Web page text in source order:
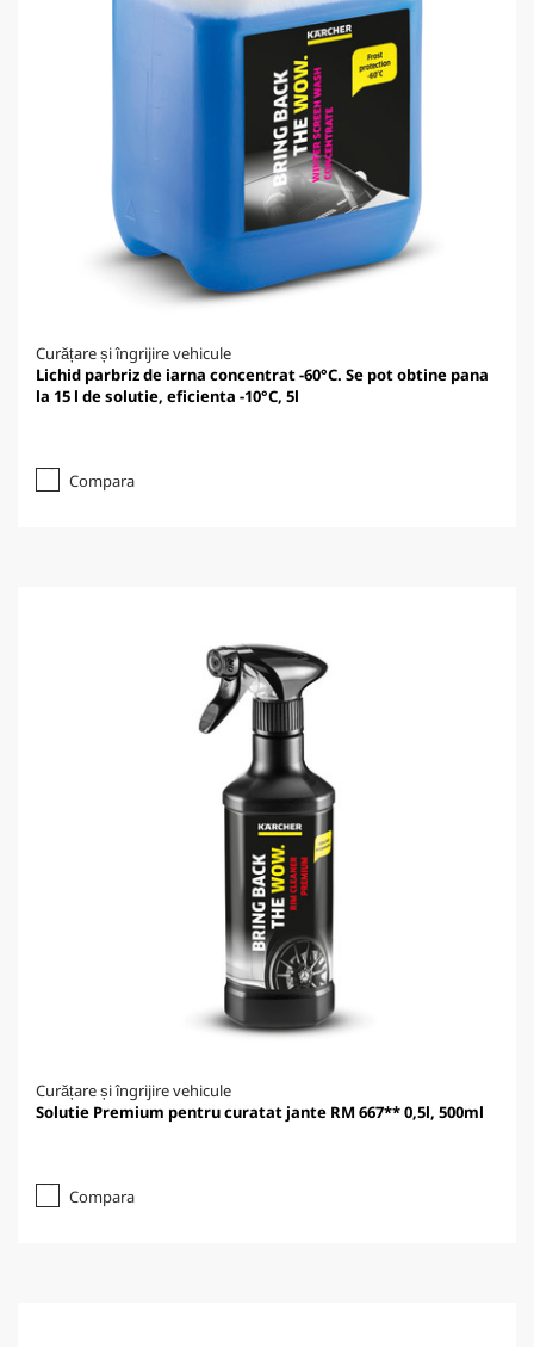
Curățare și îngrijire vehicule
Lichid parbriz de iarna concentrat -60°C. Se pot obtine pana
la 15 l de solutie, eficienta -10°C, 5l
Compara
Curățare și îngrijire vehicule
Solutie Premium pentru curatat jante RM 667** 0,5l, 500ml
Compara